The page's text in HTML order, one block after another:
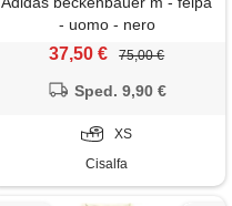
- uomo - nero
37,50 € 75,00 €
Sped. 9,90 €
XS
Cisalfa